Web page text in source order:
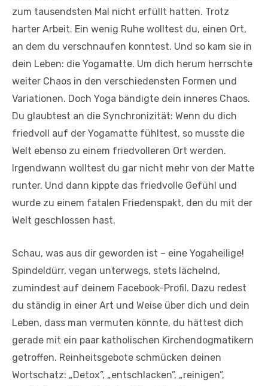
zum tausendsten Mal nicht erfüllt hatten. Trotz
harter Arbeit. Ein wenig Ruhe wolltest du, einen Ort,
an dem du verschnaufen konntest. Und so kam sie in
dein Leben: die Yogamatte. Um dich herum herrschte
weiter Chaos in den verschiedensten Formen und
Variationen. Doch Yoga bändigte dein inneres Chaos.
Du glaubtest an die Synchronizität: Wenn du dich
friedvoll auf der Yogamatte fühltest, so musste die
Welt ebenso zu einem friedvolleren Ort werden.
Irgendwann wolltest du gar nicht mehr von der Matte
runter. Und dann kippte das friedvolle Gefühl und
wurde zu einem fatalen Friedenspakt, den du mit der
Welt geschlossen hast.
Schau, was aus dir geworden ist – eine Yogaheilige!
Spindeldürr, vegan unterwegs, stets lächelnd,
zumindest auf deinem Facebook-Profil. Dazu redest
du ständig in einer Art und Weise über dich und dein
Leben, dass man vermuten könnte, du hättest dich
gerade mit ein paar katholischen Kirchendogmatikern
getroffen. Reinheitsgebote schmücken deinen
Wortschatz: „Detox”, „entschlacken”, „reinigen”,